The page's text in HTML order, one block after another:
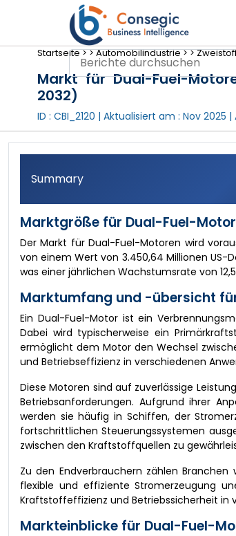
Startseite >>Automobilindustrie >>
Markt für Dual-Fuel-
2032)
ID : CBI_2120 | Aktualisiert am : Nov 2025 |
Summary
Marktgröße für Dual-Fuel-
Der Markt für Dual-Fuel-Motoren wird
von einem Wert von 3.450,64 Millionen US-
was einer jährlichen Wachstumsrate von
Marktumfang und -übersicht
Ein Dual-Fuel-Motor ist ein
Dabei wird typischerweise ein
ermöglicht dem Motor den Wechsel
und Betriebseffizienz in verschiedenen
Diese Motoren sind auf zuverlässige
Betriebsanforderungen. Aufgrund ihrer
werden sie häufig in Schiffen, der
fortschrittlichen Steuerungssystemen
zwischen den Kraftstoffquellen zu
Zu den Endverbrauchern zählen
flexible und effiziente Stromerzeugung
Kraftstoffeffizienz und Betriebssicherheit in
Markteinblicke für Dual-Fuel-